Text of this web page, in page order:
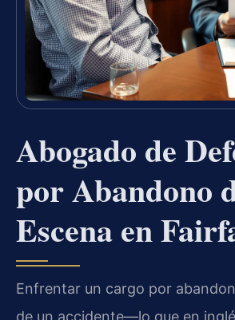
Abogado de
por Abandono
Escena en
Enfrentar un cargo por
de un accidente—lo que en